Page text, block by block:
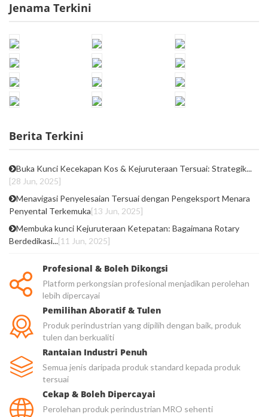
Jenama Terkini
Berita Terkini
Buka Kunci Kecekapan Kos & Kejuruteraan Tersuai: Strategik...
[28 Jun, 2025]
Menavigasi Penyelesaian Tersuai dengan Pengeksport Menara
Penyental Terkemuka[13 Jun, 2025]
Membuka kunci Kejuruteraan Ketepatan: Bagaimana Rotary
Berdedikasi...[11 Jun, 2025]
Profesional & Boleh Dikongsi
Platform perkongsian profesional menjadikan perolehan
lebih dipercayai
Pemilihan Aboratif & Tulen
Produk perindustrian yang dipilih dengan baik, produk
tulen dan berkualiti
Rantaian Industri Penuh
Semua jenis daripada produk standard kepada produk
tersuai
Cekap & Boleh Dipercayai
Perolehan produk perindustrian MRO sehenti